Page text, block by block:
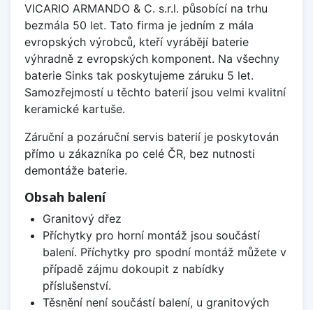
VICARIO ARMANDO & C. s.r.l. působící na trhu
bezmála 50 let. Tato firma je jedním z mála
evropských výrobců, kteří vyrábějí baterie
výhradně z evropských komponent. Na všechny
baterie Sinks tak poskytujeme záruku 5 let.
Samozřejmostí u těchto baterií jsou velmi kvalitní
keramické kartuše.
Záruční a pozáruční servis baterií je poskytován
přímo u zákazníka po celé ČR, bez nutnosti
demontáže baterie.
Obsah balení
Granitový dřez
Příchytky pro horní montáž jsou součástí
balení. Příchytky pro spodní montáž můžete v
případě zájmu dokoupit z nabídky
příslušenství.
Těsnění není součástí balení, u granitových